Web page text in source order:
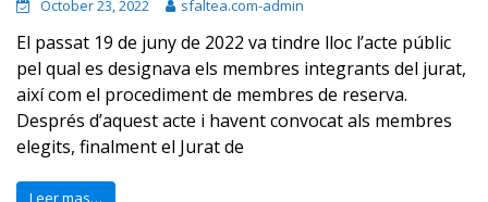
October 23, 2022 sfaltea.com-admin
El passat 19 de juny de 2022 va tindre lloc l’acte públic
pel qual es designava els membres integrants del jurat,
així com el procediment de membres de reserva.
Després d’aquest acte i havent convocat als membres
elegits, finalment el Jurat de
Leer mas…